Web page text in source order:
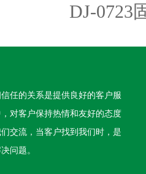
DJ-0723
任的关系是提供良好的客户服
对客户保持热情和友好的态度
交流，当客户找到我们时，是
问题。